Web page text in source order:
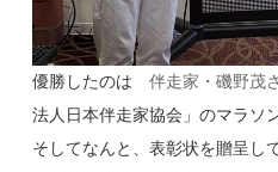
優勝したのは伴走家・磯野茂
法人日本伴走家協会」のマラソ
そしてなんと、表彰状を贈呈し